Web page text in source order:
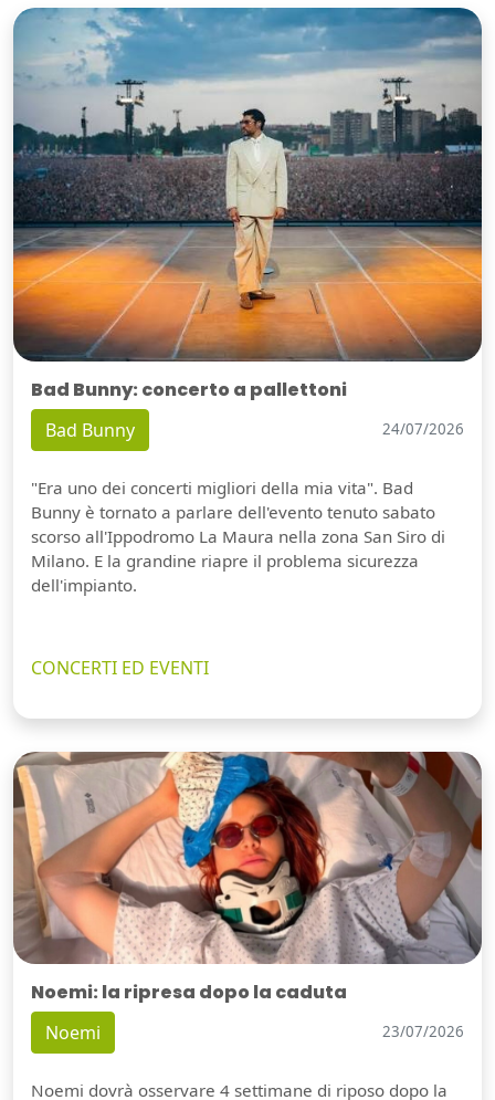
Bad Bunny: concerto a pallettoni
Bad Bunny 24/07/2026
"Era uno dei concerti migliori della mia vita". Bad
Bunny è tornato a parlare dell'evento tenuto sabato
scorso all'Ippodromo La Maura nella zona San Siro di
Milano. E la grandine riapre il problema sicurezza
dell'impianto.
CONCERTI ED EVENTI
Noemi: la ripresa dopo la caduta
Noemi 23/07/2026
Noemi dovrà osservare 4 settimane di riposo dopo la